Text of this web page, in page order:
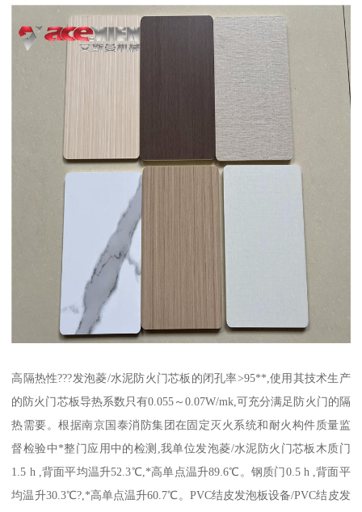
高隔热性???发泡菱/水泥防火门芯板的闭孔率>95**,使用其技术生产
的防火门芯板导热系数只有0.055～0.07W/mk,可充分满足防火门的隔
热需要。根据南京国泰消防集团在固定灭火系统和耐火构件质量监
督检验中*整门应用中的检测,我单位发泡菱/水泥防火门芯板木质门
1.5 h ,背面平均温升52.3℃,*高单点温升89.6℃。钢质门0.5 h ,背面平
均温升30.3℃?,*高单点温升60.7℃。PVC结皮发泡板设备/PVC结皮发